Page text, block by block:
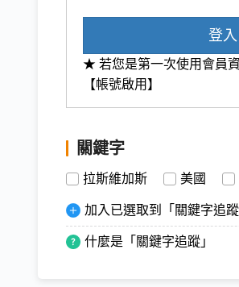
登入
★ 若您是第一次使用會員
【帳號啟用】
關鍵字
拉斯維加斯 美國
加入已選取到「關鍵字追蹤
什麼是「關鍵字追蹤」